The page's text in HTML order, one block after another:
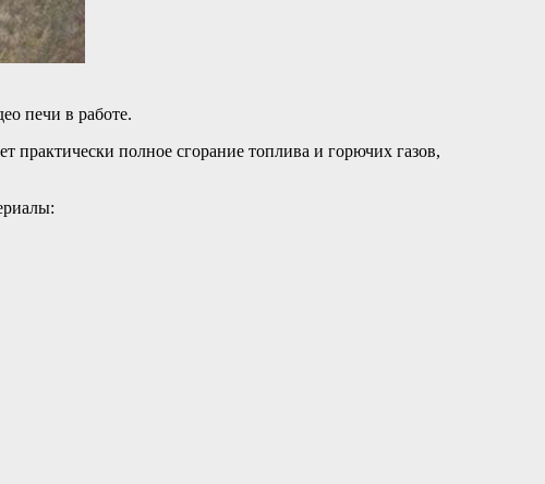
печи в работе.
практически полное сгорание топлива и горючих газов,